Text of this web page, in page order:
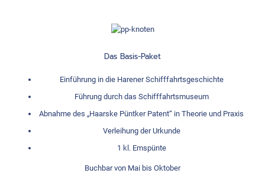
Das Basis-Paket
Einführung in die Harener Schifffahrtsgeschichte
Führung durch das Schifffahrtsmuseum
Abnahme des „Haarske Püntker Patent“ in Theorie und Praxis
Verleihung der Urkunde
1 kl. Emspünte
Buchbar von Mai bis Oktober